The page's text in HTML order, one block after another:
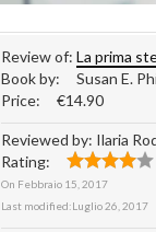
Review of: La prima
Book by:
Susan E.
Price:
€14.90
Reviewed by: Ilaria
Rating:
On Febbraio 15, 2017
Last modified:Luglio 26, 2017